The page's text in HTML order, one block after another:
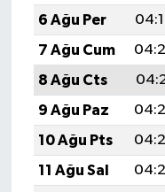
6 Ağu Per
7 Ağu Cum
8 Ağu Cts
9 Ağu Paz
10 Ağu Pts
11 Ağu Sal